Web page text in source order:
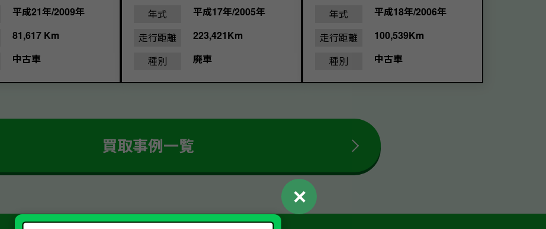
平成21年/2009年
81,617 Km
中古車
年式
平成17年/2005年
走行距離
223,421Km
種別
廃車
年式
平成18年/2006年
走行距離
100,539Km
種別
中古車
買取事例一覧
✕